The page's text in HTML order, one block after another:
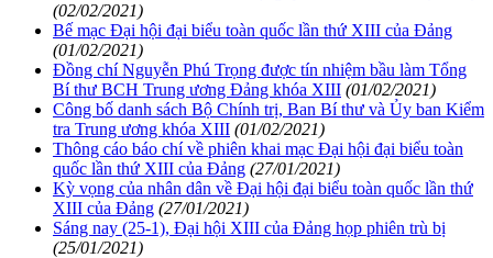
(02/02/2021)
Bế mạc Đại hội đại biểu toàn quốc lần thứ XIII của Đảng
(01/02/2021)
Đồng chí Nguyễn Phú Trọng được tín nhiệm bầu làm Tổng
Bí thư BCH Trung ương Đảng khóa XIII (01/02/2021)
Công bố danh sách Bộ Chính trị, Ban Bí thư và Ủy ban Kiểm
tra Trung ương khóa XIII (01/02/2021)
Thông cáo báo chí về phiên khai mạc Đại hội đại biểu toàn
quốc lần thứ XIII của Đảng (27/01/2021)
Kỳ vọng của nhân dân về Đại hội đại biểu toàn quốc lần thứ
XIII của Đảng (27/01/2021)
Sáng nay (25-1), Đại hội XIII của Đảng họp phiên trù bị
(25/01/2021)